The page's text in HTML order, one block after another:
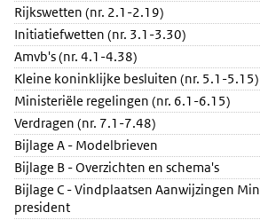
Rijkswetten (nr. 2.1-2.19)
Initiatiefwetten (nr. 3.1-3.30)
Amvb's (nr. 4.1-4.38)
Kleine koninklijke besluiten (nr. 5.1-5.15)
Ministeriële regelingen (nr. 6.1-6.15)
Verdragen (nr. 7.1-7.48)
Bijlage A - Modelbrieven
Bijlage B - Overzichten en schema's
Bijlage C - Vindplaatsen Aanwijzingen
president